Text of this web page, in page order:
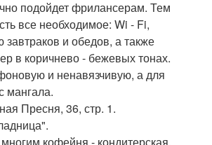
подойдет фрилансерам. Тем
все необходимое: Wi - Fi,
и обедов, а также
в коричнево - бежевых тонах.
и ненавязчивую, а для
мангала.
Пресня, 36, стр. 1.